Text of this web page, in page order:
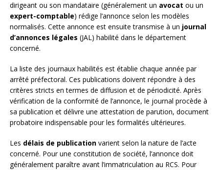
dirigeant ou son mandataire (généralement un avocat ou un
expert-comptable) rédige l’annonce selon les modèles
normalisés. Cette annonce est ensuite transmise à un journal
d’annonces légales (JAL) habilité dans le département
concerné.
La liste des journaux habilités est établie chaque année par
arrêté préfectoral. Ces publications doivent répondre à des
critères stricts en termes de diffusion et de périodicité. Après
vérification de la conformité de l’annonce, le journal procède à
sa publication et délivre une attestation de parution, document
probatoire indispensable pour les formalités ultérieures.
Les délais de publication varient selon la nature de l’acte
concerné. Pour une constitution de société, l’annonce doit
généralement paraître avant l’immatriculation au RCS. Pour